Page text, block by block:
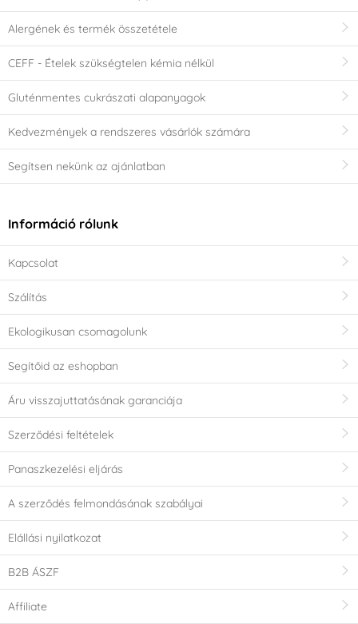
Alergének és termék összetétele
CEFF - Ételek szükségtelen kémia nélkül
Gluténmentes cukrászati alapanyagok
Kedvezmények a rendszeres vásárlók számára
Segítsen nekünk az ajánlatban
Információ rólunk
Kapcsolat
Szálítás
Ekologikusan csomagolunk
Segítőid az eshopban
Áru visszajuttatásának garanciája
Szerződési feltételek
Panaszkezelési eljárás
A szerződés felmondásának szabályai
Elállási nyilatkozat
B2B ÁSZF
Affiliate